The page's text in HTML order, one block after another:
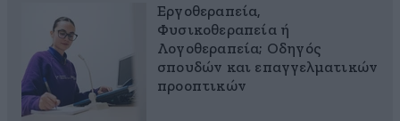
Εργοθεραπεία,
Φυσικοθεραπεία ή
Λογοθεραπεία; Οδηγός
σπουδών και επαγγελματικών
προοπτικών